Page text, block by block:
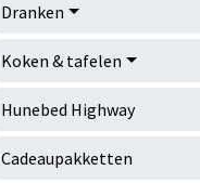
Dranken
Koken & tafelen
Hunebed Highway
Cadeaupakketten